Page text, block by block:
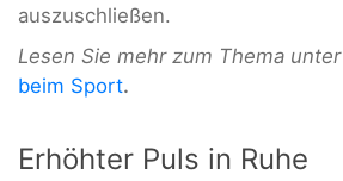
auszuschließen.
Lesen Sie mehr zum Thema unter
beim Sport.
Erhöhter Puls in Ruhe